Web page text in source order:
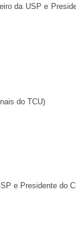
da USP e
do TCU)
e Presidente do